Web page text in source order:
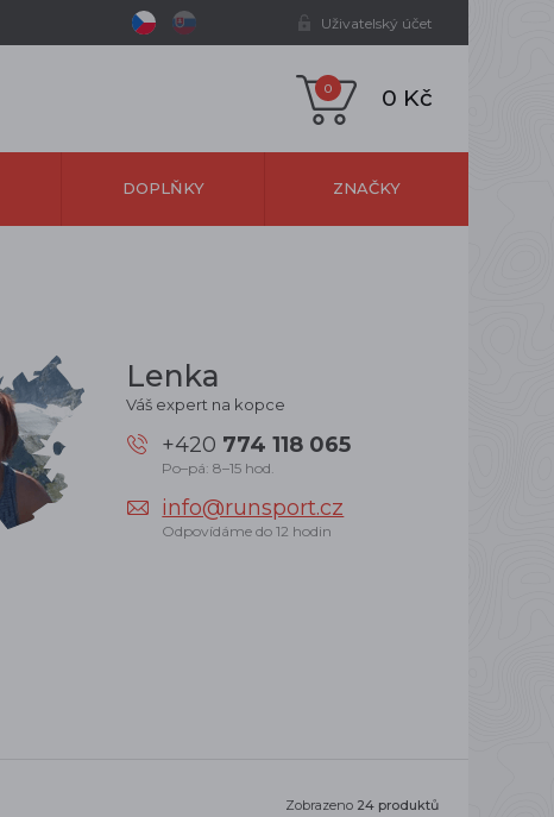
Uživatelský účet
0 0 Kč
DOPLŇKY ZNAČKY
Lenka
Váš expert na kopce
+420 774 118 065
Po–pá: 8–15 hod.
info@runsport.cz
Odpovídáme do 12 hodin
Zobrazeno 24 produktů